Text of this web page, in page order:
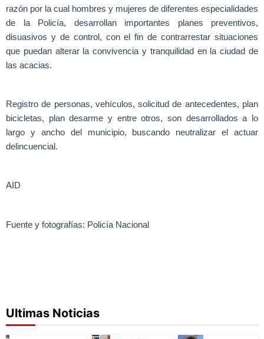
razón por la cual hombres y mujeres de diferentes especialidades
de la Policía, desarrollan importantes planes preventivos,
disuasivos y de control, con el fin de contrarrestar situaciones
que puedan alterar la convivencia y tranquilidad en la ciudad de
las acacias.
Registro de personas, vehículos, solicitud de antecedentes, plan
bicicletas, plan desarme y entre otros, son desarrollados a lo
largo y ancho del municipio, buscando neutralizar el actuar
delincuencial.
AID
Fuente y fotografías: Policía Nacional
Ultimas Noticias